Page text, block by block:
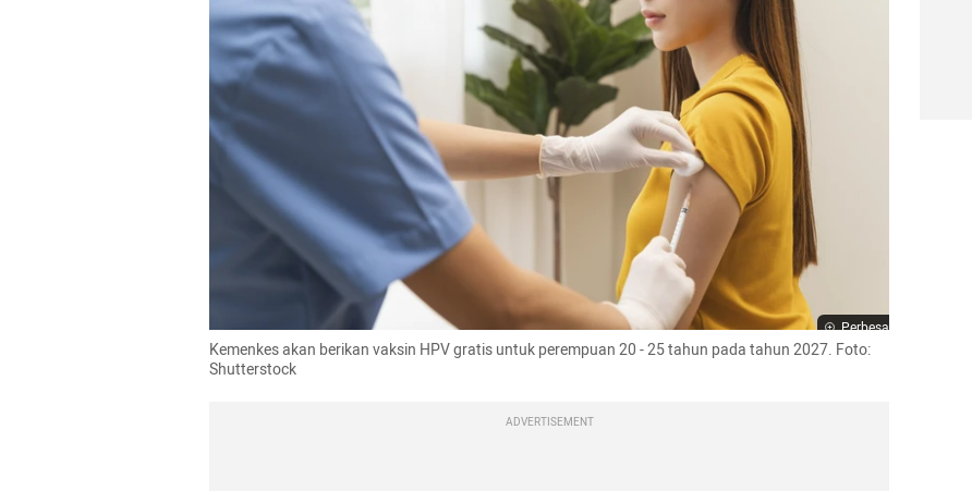
Perbesar
Kemenkes akan berikan vaksin HPV gratis untuk perempuan 20 - 25 tahun pada tahun 2027. Foto:
Shutterstock
ADVERTISEMENT